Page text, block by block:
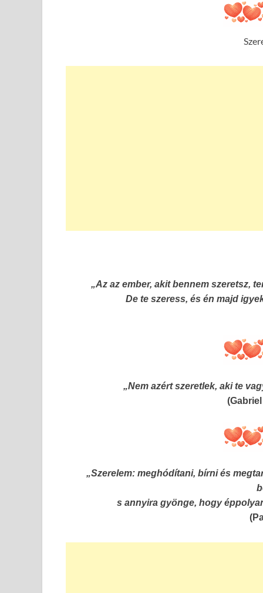
„Az az ember, akit bennem szeretsz,
De te szeress, és én majd
„Nem azért szeretlek, aki te
„Szerelem: meghódítani, bírni és
s annyira gyönge, hogy